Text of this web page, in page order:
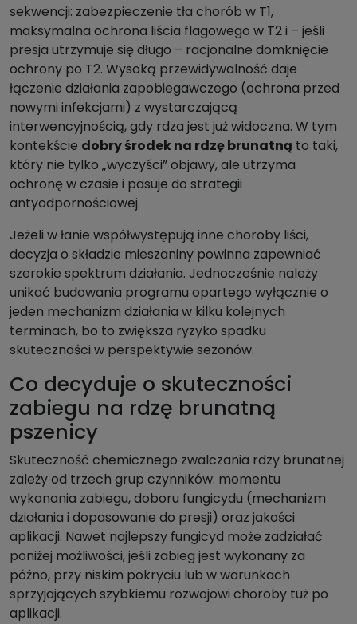
sekwencji: zabezpieczenie tła chorób w T1,
maksymalna ochrona liścia flagowego w T2 i – jeśli
presja utrzymuje się długo – racjonalne domknięcie
ochrony po T2. Wysoką przewidywalność daje
łączenie działania zapobiegawczego (ochrona przed
nowymi infekcjami) z wystarczającą
interwencyjnością, gdy rdza jest już widoczna. W tym
kontekście dobry środek na rdzę brunatną to taki,
który nie tylko „wyczyści” objawy, ale utrzyma
ochronę w czasie i pasuje do strategii
antyodpornościowej.
Jeżeli w łanie współwystępują inne choroby liści,
decyzja o składzie mieszaniny powinna zapewniać
szerokie spektrum działania. Jednocześnie należy
unikać budowania programu opartego wyłącznie o
jeden mechanizm działania w kilku kolejnych
terminach, bo to zwiększa ryzyko spadku
skuteczności w perspektywie sezonów.
Co decyduje o skuteczności
zabiegu na rdzę brunatną
pszenicy
Skuteczność chemicznego zwalczania rdzy brunatnej
zależy od trzech grup czynników: momentu
wykonania zabiegu, doboru fungicydu (mechanizm
działania i dopasowanie do presji) oraz jakości
aplikacji. Nawet najlepszy fungicyd może zadziałać
poniżej możliwości, jeśli zabieg jest wykonany za
późno, przy niskim pokryciu lub w warunkach
sprzyjających szybkiemu rozwojowi choroby tuż po
aplikacji.